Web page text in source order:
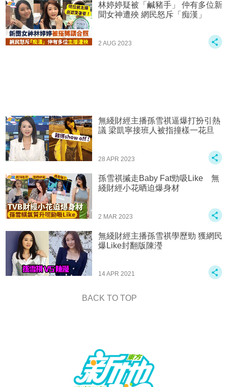
林婷婷疑被「鹹豬手」 仲有多位新
聞女神遭殃 網民怒斥「痴漢」
2 AUG 2023
無綫財經主播孫雪祺逼爆打扮引熱
議 梁凱寧接班人被指撞樣一花旦
28 APR 2023
孫雪祺摵走Baby Fat勁吸Like 無
綫財經小花晒迫爆身材
2 MAR 2023
無綫財經主播孫雪祺學歷勁 獲網民
爆Like封翻版陳瀅
14 APR 2021
BACK TO TOP